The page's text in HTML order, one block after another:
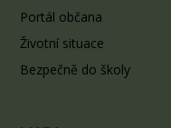
Portál občana
Životní situace
Bezpečně do školy